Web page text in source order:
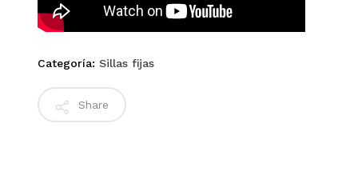
Categoría: Sillas fijas
Share